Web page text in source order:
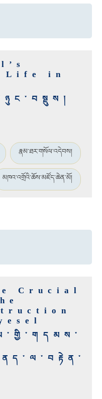
Life in
རྣམ་ཐར་གསོལ་འདེབས།
མཁའ་འགྲོའི་ཆོས་མཛོད་ཆེན་མོ།
Crucial